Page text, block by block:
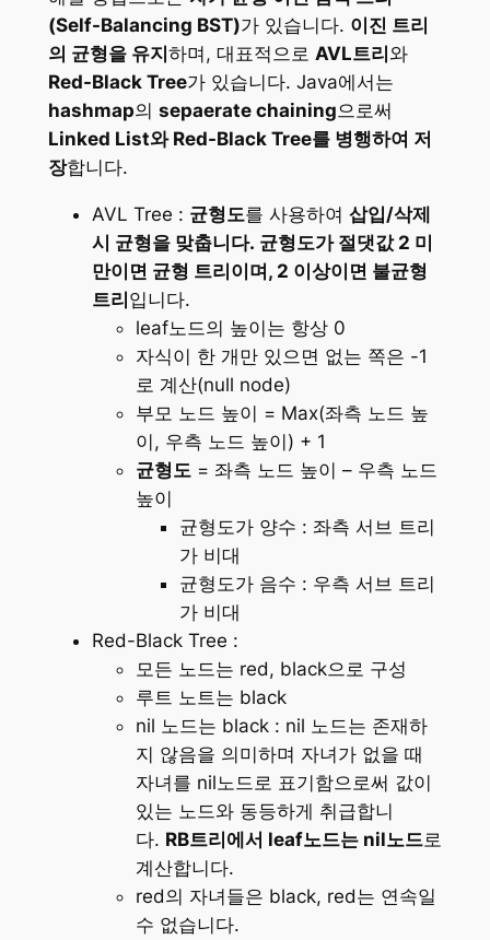
(Self-Balancing BST)가 있습니다. 이진 트리
의 균형을 유지하며, 대표적으로 AVL트리와
Red-Black Tree가 있습니다. Java에서는
hashmap의 sepaerate chaining으로써
Linked List와 Red-Black Tree를 병행하여 저
장합니다.
AVL Tree : 균형도를 사용하여 삽입/삭제
시 균형을 맞춥니다. 균형도가 절댓값 2 미
만이면 균형 트리이며, 2 이상이면 불균형
트리입니다.
leaf노드의 높이는 항상 0
자식이 한 개만 있으면 없는 쪽은 -1
로 계산(null node)
부모 노드 높이 = Max(좌측 노드 높
이, 우측 노드 높이) + 1
균형도 = 좌측 노드 높이 – 우측 노드
높이
균형도가 양수 : 좌측 서브 트리
가 비대
균형도가 음수 : 우측 서브 트리
가 비대
Red-Black Tree :
모든 노드는 red, black으로 구성
루트 노트는 black
nil 노드는 black : nil 노드는 존재하
지 않음을 의미하며 자녀가 없을 때
자녀를 nil노드로 표기함으로써 값이
있는 노드와 동등하게 취급합니
다. RB트리에서 leaf노드는 nil노드로
계산합니다.
red의 자녀들은 black, red는 연속일
수 없습니다.